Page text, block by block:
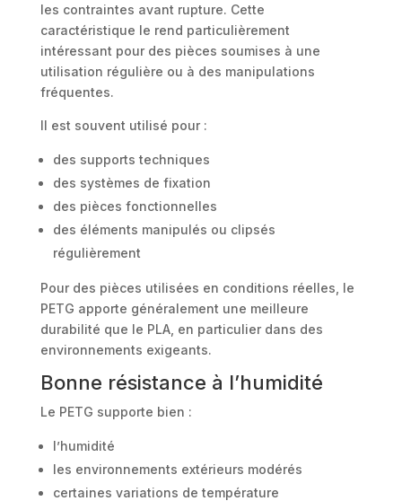
les contraintes avant rupture. Cette
caractéristique le rend particulièrement
intéressant pour des pièces soumises à une
utilisation régulière ou à des manipulations
fréquentes.
Il est souvent utilisé pour :
des supports techniques
des systèmes de fixation
des pièces fonctionnelles
des éléments manipulés ou clipsés
régulièrement
Pour des pièces utilisées en conditions réelles, le
PETG apporte généralement une meilleure
durabilité que le PLA, en particulier dans des
environnements exigeants.
Bonne résistance à l’humidité
Le PETG supporte bien :
l’humidité
les environnements extérieurs modérés
certaines variations de température